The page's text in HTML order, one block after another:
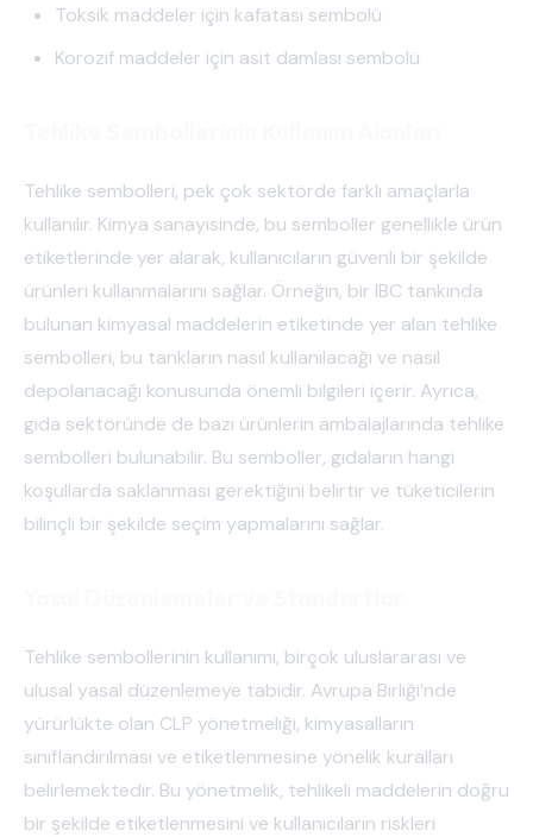
Toksik maddeler için kafatası sembolü
Korozif maddeler için asit damlası sembolü
Tehlike sembolleri, pek çok sektörde farklı amaçlarla
kullanılır. Kimya sanayisinde, bu semboller genellikle ürün
etiketlerinde yer alarak, kullanıcıların güvenli bir şekilde
ürünleri kullanmalarını sağlar. Örneğin, bir IBC tankında
bulunan kimyasal maddelerin etiketinde yer alan tehlike
sembolleri, bu tankların nasıl kullanılacağı ve nasıl
depolanacağı konusunda önemli bilgileri içerir. Ayrıca,
gıda sektöründe de bazı ürünlerin ambalajlarında tehlike
sembolleri bulunabilir. Bu semboller, gıdaların hangi
koşullarda saklanması gerektiğini belirtir ve tüketicilerin
bilinçli bir şekilde seçim yapmalarını sağlar.
Tehlike sembollerinin kullanımı, birçok uluslararası ve
ulusal yasal düzenlemeye tabidir. Avrupa Birliği’nde
yürürlükte olan CLP yönetmeliği, kimyasalların
sınıflandırılması ve etiketlenmesine yönelik kuralları
belirlemektedir. Bu yönetmelik, tehlikeli maddelerin doğru
bir şekilde etiketlenmesini ve kullanıcıların riskleri